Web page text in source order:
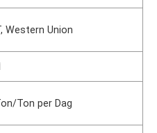
Western Union
Ton per Dag